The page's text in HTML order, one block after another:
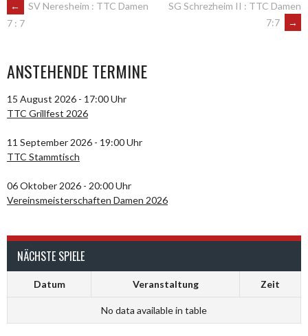
ARTIKEL-
←
SV Neresheim : TTC Damen
7 : 7
SG Schrezheim II : TTC Damen
7:7
→
ANSTEHENDE TERMINE
15 August 2026 - 17:00 Uhr
TTC Grillfest 2026
11 September 2026 - 19:00 Uhr
TTC Stammtisch
06 Oktober 2026 - 20:00 Uhr
Vereinsmeisterschaften Damen 2026
NÄCHSTE SPIELE
Datum Veranstaltung Zeit
No data available in table